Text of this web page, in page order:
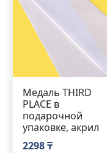
Медаль THIRD
PLACE в
подарочной
упаковке, акрил
2298 ₸